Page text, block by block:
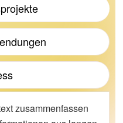
zusammenfassen